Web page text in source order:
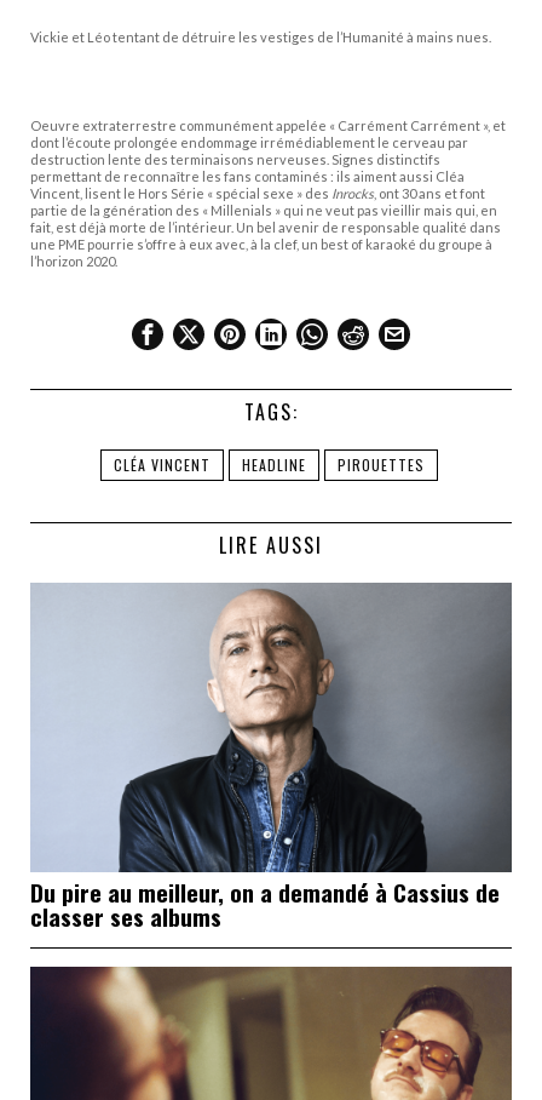
Vickie et Léo tentant de détruire les vestiges de l’Humanité à mains nues.
Oeuvre extraterrestre communément appelée « Carrément Carrément », et
dont l’écoute prolongée endommage irrémédiablement le cerveau par
destruction lente des terminaisons nerveuses. Signes distinctifs
permettant de reconnaître les fans contaminés : ils aiment aussi Cléa
Vincent, lisent le Hors Série « spécial sexe » des Inrocks , ont 30 ans et font
partie de la génération des « Millenials » qui ne veut pas vieillir mais qui, en
fait, est déjà morte de l’intérieur. Un bel avenir de responsable qualité dans
une PME pourrie s’offre à eux avec, à la clef, un best of karaoké du groupe à
l’horizon 2020.
TAGS:
CLÉA VINCENT HEADLINE PIROUETTES
LIRE AUSSI
Du pire au meilleur, on a demandé à Cassius de
classer ses albums